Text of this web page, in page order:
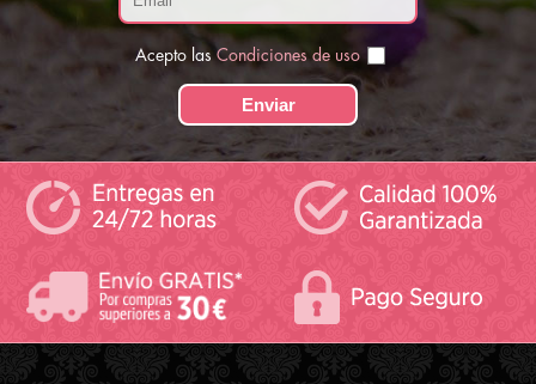
Acepto las Condiciones de uso